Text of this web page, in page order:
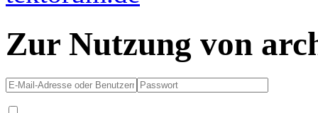
Zur Nutzung von